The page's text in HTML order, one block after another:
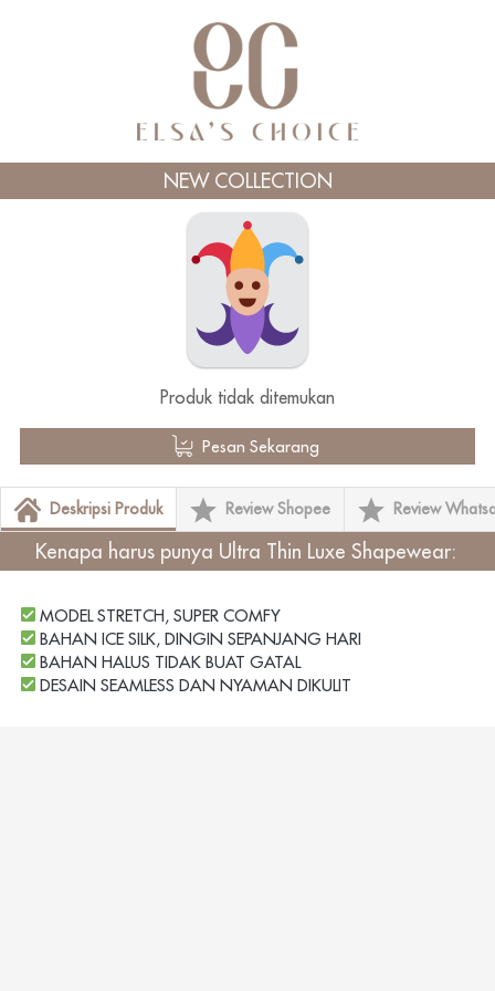
NEW COLLECTION
Produk tidak ditemukan
` Pesan Sekarang
Deskripsi Produk Review Shopee Review
Kenapa harus punya Ultra Thin Luxe Shapewear:
MODEL STRETCH, SUPER COMFY
BAHAN ICE SILK, DINGIN SEPANJANG HARI
BAHAN HALUS TIDAK BUAT GATAL
DESAIN SEAMLESS DAN NYAMAN DIKULIT